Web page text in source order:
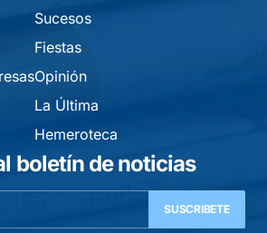
Sucesos
Fiestas
Opinión
La Última
Hemeroteca
boletín de noticias
SUSCRIBETE